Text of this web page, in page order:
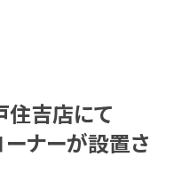
住吉店にて
ナーが設置さ